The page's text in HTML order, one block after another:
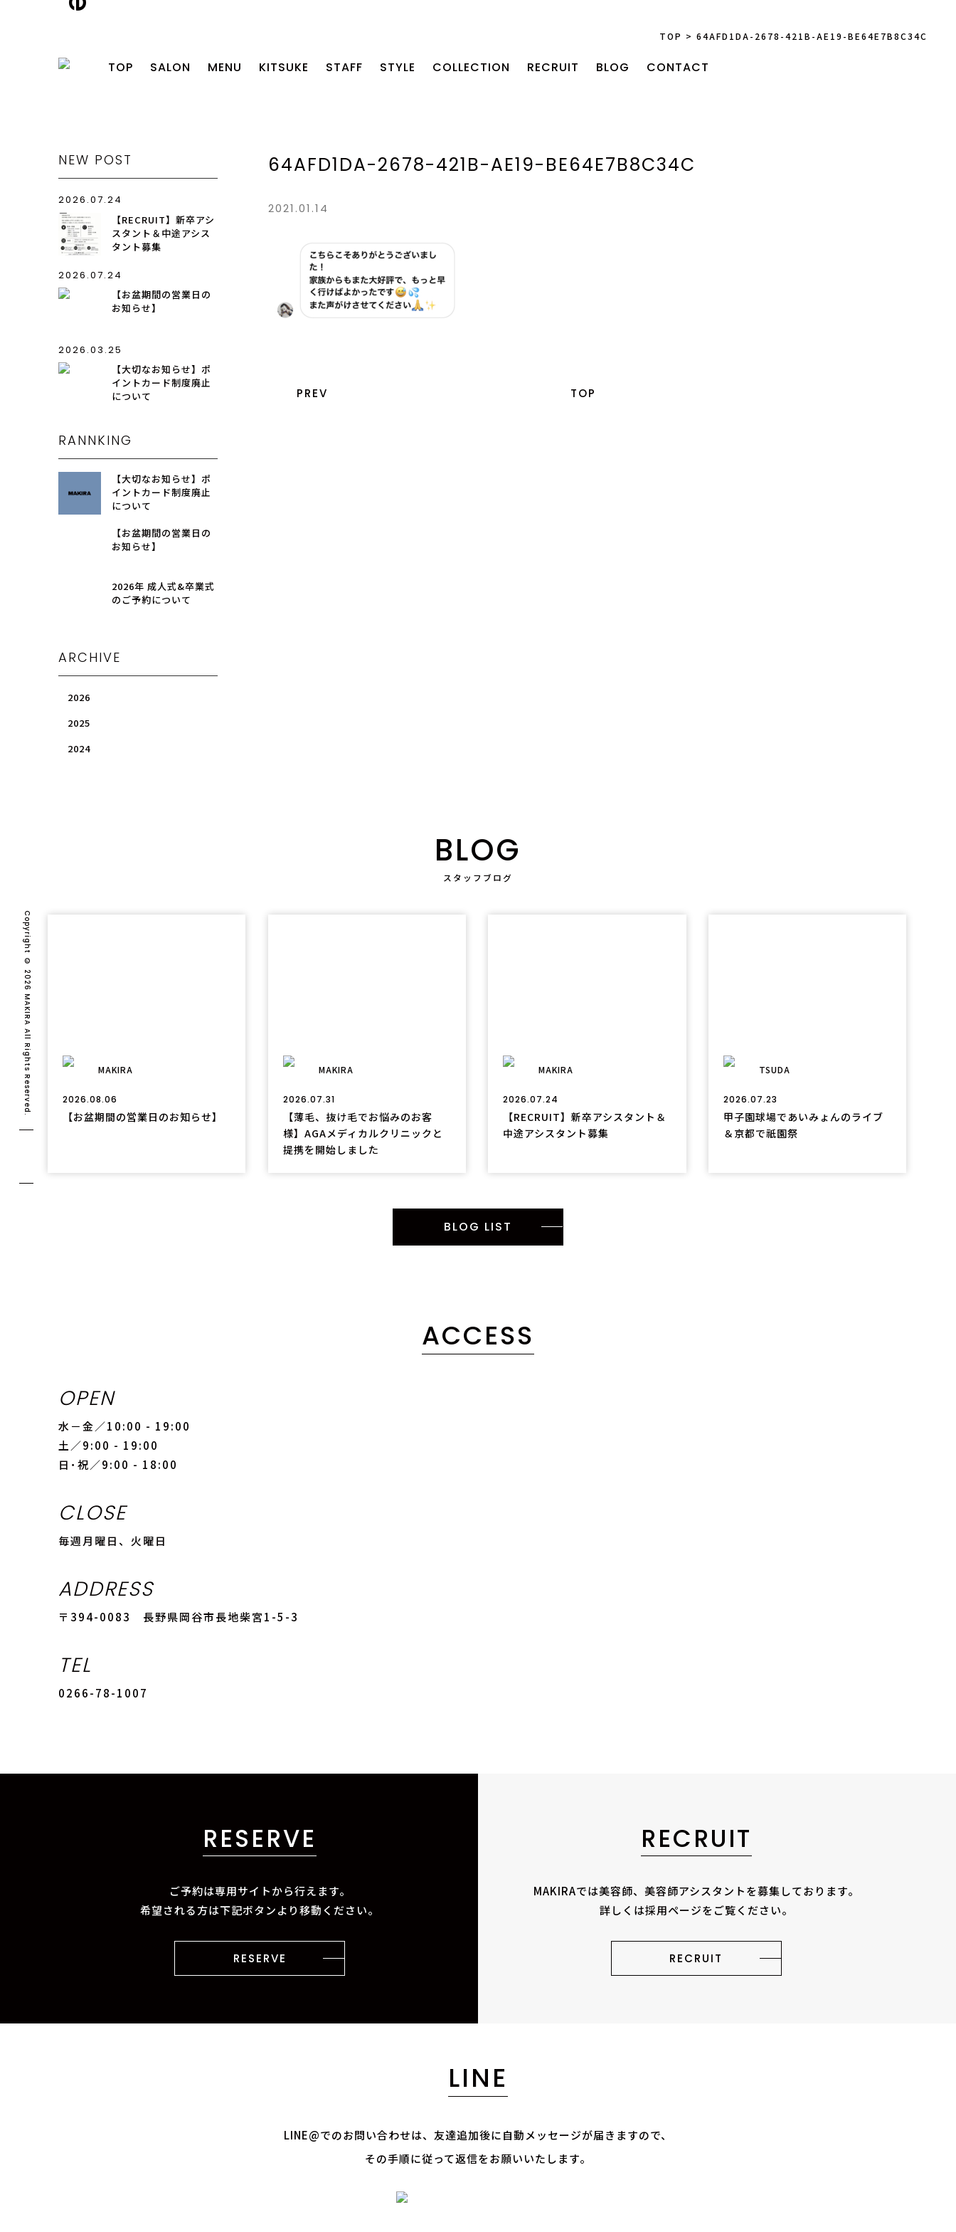
TOP > 64AFD1DA-2678-421B-AE19-BE64E7B8C34C
TOP SALON MENU KITSUKE STAFF STYLE COLLECTION RECRUIT BLOG CONTACT
64AFD1DA-2678-421B-AE19-BE64E7B8C34C
2021.01.14
PREV TOP
NEW POST
2026.07.24
【RECRUIT】新卒アシ
スタント＆中途アシス
タント募集
2026.07.24
【お盆期間の営業日の
お知らせ】
2026.03.25
【大切なお知らせ】ポ
イントカード制度廃止
について
RANNKING
【大切なお知らせ】ポ
イントカード制度廃止
について
【お盆期間の営業日の
お知らせ】
2026年 成人式&卒業式
のご予約について
ARCHIVE
2026
2025
2024
BLOG
スタッフブログ
MAKIRA
2026.08.06
【お盆期間の営業日のお知らせ】
MAKIRA
2026.07.31
【薄毛、抜け毛でお悩みのお客
様】AGAメディカルクリニックと
提携を開始しました
MAKIRA
2026.07.24
【RECRUIT】新卒アシスタント＆
中途アシスタント募集
TSUDA
2026.07.23
甲子園球場であいみょんのライブ
＆京都で祇園祭
BLOG LIST
ACCESS
OPEN
水－金／10:00 - 19:00
土／9:00 - 19:00
日･祝／9:00 - 18:00
CLOSE
毎週月曜日、火曜日
ADDRESS
〒394-0083 長野県岡谷市長地柴宮1-5-3
TEL
0266-78-1007
RESERVE
ご予約は専用サイトから行えます。
希望される方は下記ボタンより移動ください。
RESERVE
RECRUIT
MAKIRAでは美容師、美容師アシスタントを募集しております。
詳しくは採用ページをご覧ください。
RECRUIT
LINE
LINE@でのお問い合わせは、 友達追加後に自動メッセージが届きますので、
その手順に従って返信をお願いいたします。
Copyright © 2026 MAKIRA All Rights Reserved.